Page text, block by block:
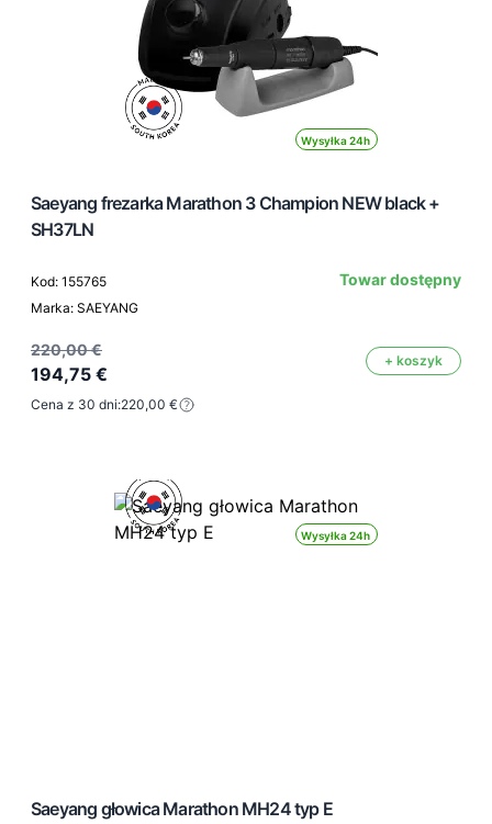
Wysyłka 24h
Saeyang frezarka Marathon 3 Champion NEW black +
SH37LN
Kod: 155765
Marka: SAEYANG
Towar dostępny
220,00 €
194,75 €
+ koszyk
Cena z 30 dni:220,00 €
Wysyłka 24h
Saeyang głowica Marathon MH24 typ E